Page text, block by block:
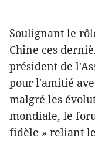
Soulignant le
Chine ces
président de
pour l'amitié
malgré les
mondiale, le
fidèle » reliant